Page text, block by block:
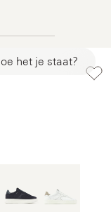
het je staat?